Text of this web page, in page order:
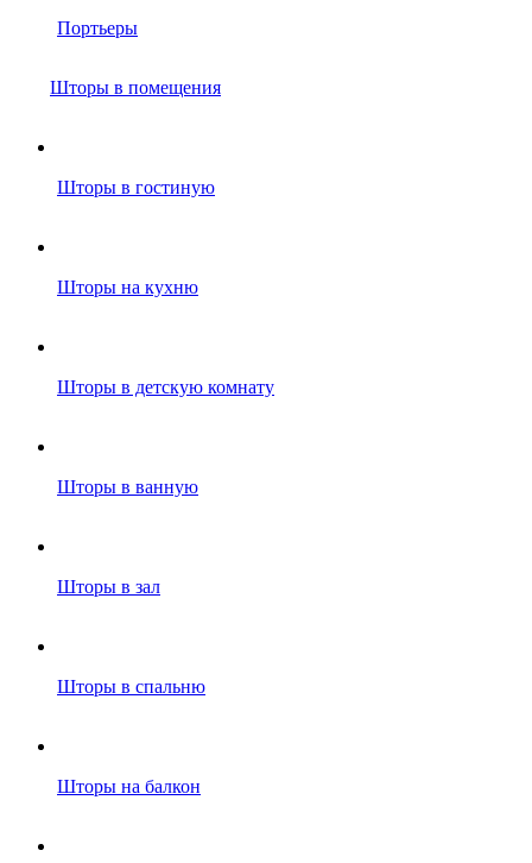
Портьеры
Шторы в помещения
Шторы в гостиную
Шторы на кухню
Шторы в детскую комнату
Шторы в ванную
Шторы в зал
Шторы в спальню
Шторы на балкон